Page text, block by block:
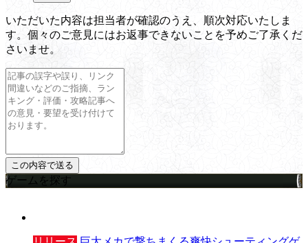
いただいた内容は担当者が確認のうえ、順次対応いたしま
す。個々のご意見にはお返事できないことを予めご了承くだ
さいませ。
ゲームを探す